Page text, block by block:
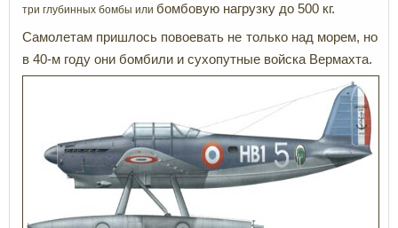
три глубинных бомбы или бомбовую нагрузку до 500 кг.
Самолетам пришлось повоевать не только над морем, но
в 40-м году они бомбили и сухопутные войска Вермахта.